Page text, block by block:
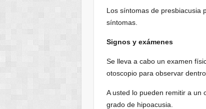
Los síntomas de presbiacusia
síntomas.
Signos y exámenes
Se lleva a cabo un examen
otoscopio para observar
A usted lo pueden remitir a un
grado de hipoacusia.